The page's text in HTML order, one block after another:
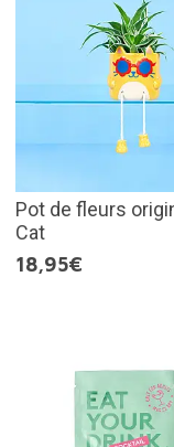
Pot de fleurs
Cat
18,95€